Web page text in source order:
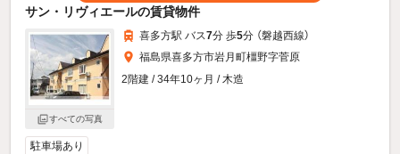
サン・リヴィエールの賃貸物件
すべての写真
喜多方駅 バス7分 歩5分 （磐越西線）
福島県喜多方市岩月町橿野字菅原
2階建 / 34年10ヶ月 / 木造
駐車場あり